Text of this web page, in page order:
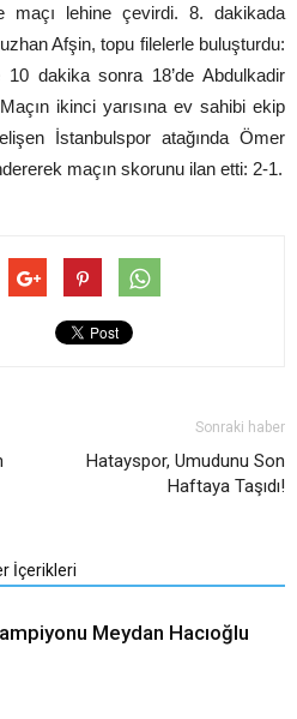
maçı lehine çevirdi. 8. dakikada
Afşin, topu filelerle buluşturdu:
dakika sonra 18’de Abdulkadir
ikinci yarısına ev sahibi ekip
İstanbulspor atağında Ömer
maçın skorunu ilan etti: 2-1.
Sonraki haber
Hatayspor, Umudunu Son
Haftaya Taşıdı!
İçerikleri
Meydan Hacıoğlu